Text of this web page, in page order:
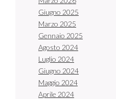
Giugno 2025
Marzo 2025
Gennaio 2025
Agosto 2024
Luglio 2024
Giugno 2024
Maggio 2024
Aprile 2024